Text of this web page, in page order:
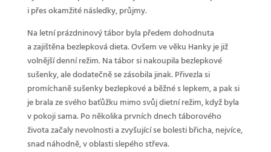
i přes okamžité následky, průjmy.
Na letní prázdninový tábor byla předem dohodnuta
a zajištěna bezlepková dieta. Ovšem ve věku Hanky je již
volnější denní režim. Na tábor si nakoupila bezlepkové
sušenky, ale dodatečně se zásobila jinak. Přivezla si
promíchaně sušenky bezlepkové a běžné s lepkem, a pak si
je brala ze svého baťůžku mimo svůj dietní režim, když byla
v pokoji sama. Po několika prvních dnech táborového
života začaly nevolnosti a zvyšující se bolesti břicha, nejvíce,
snad náhodně, v oblasti slepého střeva.